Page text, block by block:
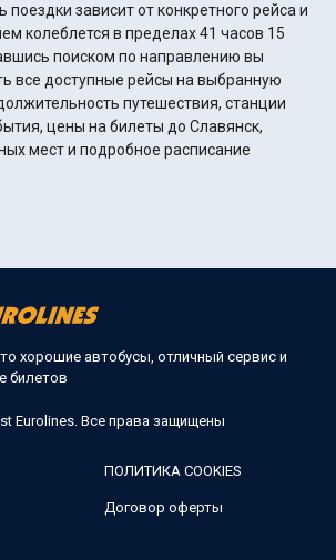
поездки зависит от конкретного рейса и
колеблется в пределах 41 часов 15
все доступные рейсы на выбранную
путешествия, станции
цены на билеты до Славянск,
мест и подробное расписание
хорошие автобусы, отличный сервис и
билетов
Eurolines. Все права защищены
ПОЛИТИКА COOKIES
Договор оферты